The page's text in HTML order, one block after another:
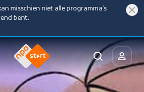
misschien niet alle programma’s
bent.